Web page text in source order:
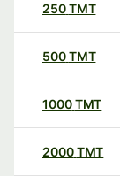
250TMT
500TMT
1000TMT
2000TMT